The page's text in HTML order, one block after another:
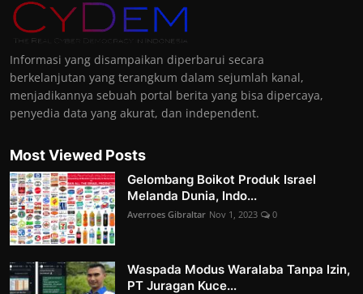
Informasi yang disampaikan diperbarui secara
berkelanjutan yang terangkum dalam sejumlah kanal,
menjadikannya sebuah portal berita yang bisa dipercaya,
penyedia data yang akurat, dan independent.
Most Viewed Posts
Gelombang Boikot Produk Israel
Melanda Dunia, Indo...
Averroes Gibraltar Nov 1, 2023 0
Waspada Modus Waralaba Tanpa Izin,
PT Juragan Kuce...